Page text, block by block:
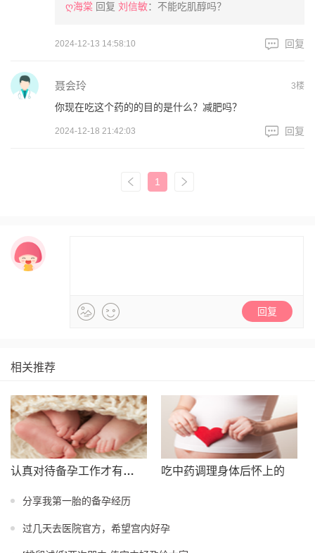
ღ海棠 回复 刘信敏：不能吃肌醇吗？
2024-12-13 14:58:10 回复
聂会玲 3楼
你现在吃这个药的的目的是什么？减肥吗？
2024-12-18 21:42:03 回复
1
相关推荐
认真对待备孕工作才有回报 吃中药调理身体后怀上的
分享我第一胎的备孕经历
过几天去医院官方，希望宫内好孕